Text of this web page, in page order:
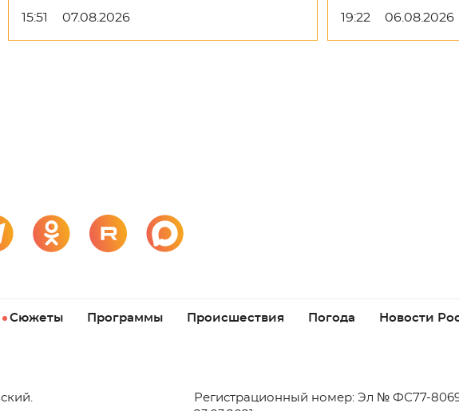
15:51 07.08.2026 19:22 06.08.2026
Сюжеты Программы Происшествия Погода Новости
Регистрационный номер: Эл № ФС77-